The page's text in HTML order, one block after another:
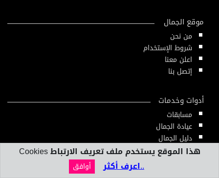
موقع الجمال
من نحن
شروط الإستخدام
اعلن معنا
إتصل بنا
أدوات وخدمات
مسابقات
عيادة الجمال
دليل الجمال
أدوات ومقاييس
هذا الموقع يستخدم ملف تعريف الارتباط Cookies
..اعرف أكثر
أوافق